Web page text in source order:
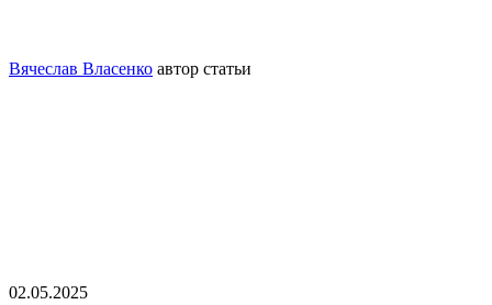
Вячеслав Власенко автор статьи
02.05.2025